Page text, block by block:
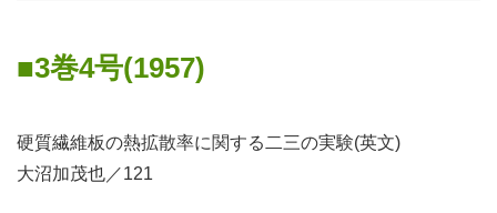
3巻4号(1957)
硬質繊維板の熱拡散率に関する二三の実験(英文)
大沼加茂也／121